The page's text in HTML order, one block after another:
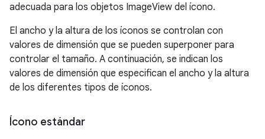
adecuada para los objetos ImageView del ícono.
El ancho y la altura de los íconos se controlan con
valores de dimensión que se pueden superponer para
controlar el tamaño. A continuación, se indican los
valores de dimensión que especifican el ancho y la altura
de los diferentes tipos de íconos.
Ícono estándar